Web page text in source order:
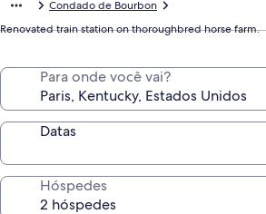
Condado de Bourbon
Renovated train station on thoroughbred horse farm.
Para onde você vai?
Datas
Hóspedes